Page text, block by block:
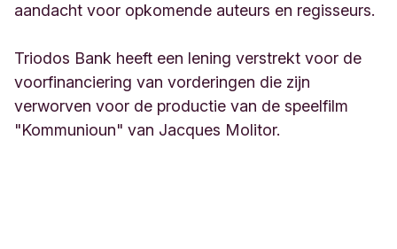
aandacht voor opkomende auteurs en regisseurs.
Triodos Bank heeft een lening verstrekt voor de
voorfinanciering van vorderingen die zijn
verworven voor de productie van de speelfilm
"Kommunioun" van Jacques Molitor.